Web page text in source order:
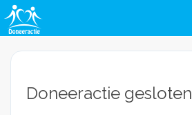
Doneeractie gesloten